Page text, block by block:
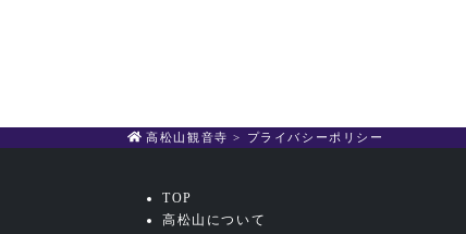
高松山観音寺 > プライバシーポリシー
TOP
高松山について